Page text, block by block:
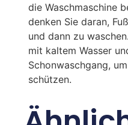
die Waschmaschine
denken Sie daran,
und dann zu
mit kaltem Wasser
Schonwaschgang,
schützen.